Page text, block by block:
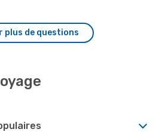
plus de questions